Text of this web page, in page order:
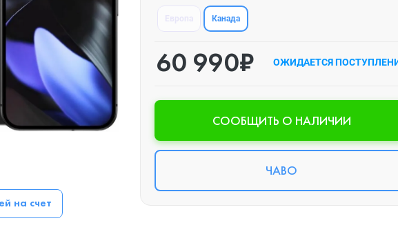
на счет
Канада
60 990₽ ОЖИДАЕТСЯ
CООБЩИТЬ О НАЛИЧИИ
ЧАВО